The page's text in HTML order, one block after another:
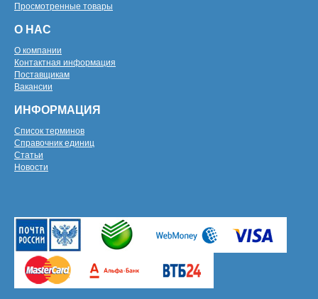
Просмотренные товары
О НАС
О компании
Контактная информация
Поставщикам
Вакансии
ИНФОРМАЦИЯ
Список терминов
Справочник единиц
Статьи
Новости